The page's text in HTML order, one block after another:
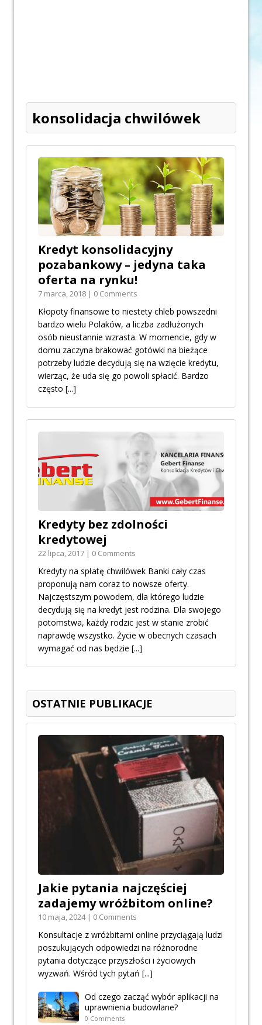
konsolidacja chwilówek
Kredyt konsolidacyjny
pozabankowy – jedyna taka
oferta na rynku!
7 marca, 2018 | 0 Comments
Kłopoty finansowe to niestety chleb powszedni
bardzo wielu Polaków, a liczba zadłużonych
osób nieustannie wzrasta. W momencie, gdy w
domu zaczyna brakować gotówki na bieżące
potrzeby ludzie decydują się na wzięcie kredytu,
wierząc, że uda się go powoli spłacić. Bardzo
często [...]
Kredyty bez zdolności
kredytowej
22 lipca, 2017 | 0 Comments
Kredyty na spłatę chwilówek Banki cały czas
proponują nam coraz to nowsze oferty.
Najczęstszym powodem, dla którego ludzie
decydują się na kredyt jest rodzina. Dla swojego
potomstwa, każdy rodzic jest w stanie zrobić
naprawdę wszystko. Życie w obecnych czasach
wymagać od nas będzie [...]
OSTATNIE PUBLIKACJE
Jakie pytania najczęściej
zadajemy wróżbitom online?
10 maja, 2024 | 0 Comments
Konsultacje z wróżbitami online przyciągają ludzi
poszukujących odpowiedzi na różnorodne
pytania dotyczące przyszłości i życiowych
wyzwań. Wśród tych pytań [...]
Od czego zacząć wybór aplikacji na
uprawnienia budowlane?
0 Comments